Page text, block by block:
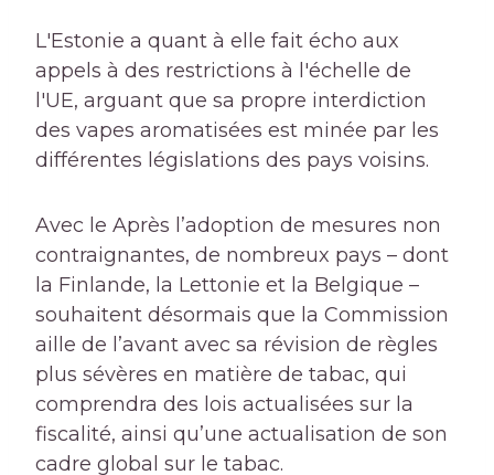
L'Estonie a quant à elle fait écho aux
appels à des restrictions à l'échelle de
l'UE, arguant que sa propre interdiction
des vapes aromatisées est minée par les
différentes législations des pays voisins.
Avec le Après l’adoption de mesures non
contraignantes, de nombreux pays – dont
la Finlande, la Lettonie et la Belgique –
souhaitent désormais que la Commission
aille de l’avant avec sa révision de règles
plus sévères en matière de tabac, qui
comprendra des lois actualisées sur la
fiscalité, ainsi qu’une actualisation de son
cadre global sur le tabac.